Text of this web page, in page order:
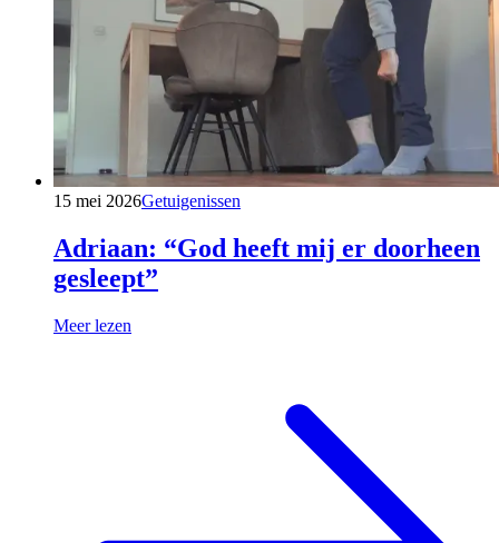
15 mei 2026Getuigenissen
Adriaan: “God heeft mij er doorheen
gesleept”
Meer lezen